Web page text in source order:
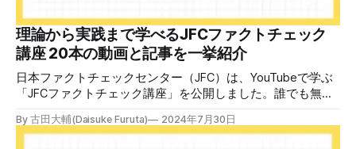
す。 受講生には教材を提供 デマや不確かな情報が蔓延する
中で、自衛策が求められています。「気をつけて」というだ
けでは、対策になりません。最初から騙されたい人はいませ
ん。誰だって気をつけているのに、誤った情
理論から実践まで学べるJFCファクトチェック
講座 20本の動画と記事を一挙紹介
日本ファクトチェックセンター（JFC）は、YouTubeで学ぶ
「JFCファクトチェック講座」を公開しました。誰でも無料
ファクトチェックやメディアリテラシーの知識を学ぶことが
By 古田大輔(Daisuke Furuta) 2024年7月30日